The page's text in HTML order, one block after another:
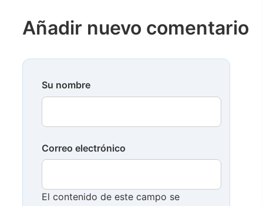
Añadir nuevo comentario
Su nombre
Correo electrónico
El contenido de este campo se